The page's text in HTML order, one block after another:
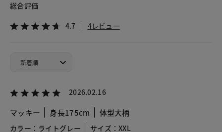
総合評価
4.7 4レビュー
2026.02.16
マッキー 身長175cm 体型大柄
カラー：ライトグレー サイズ：XXL